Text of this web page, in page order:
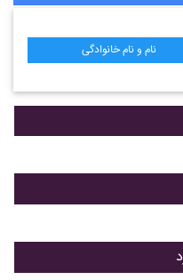
نام و نام خانوادگی